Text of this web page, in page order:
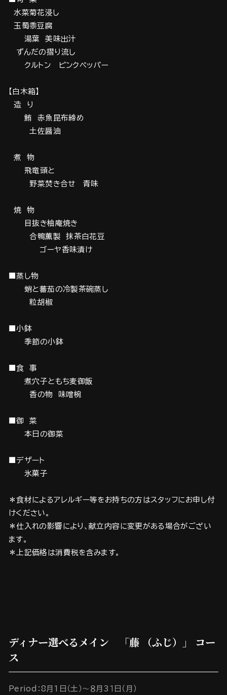
水菜菊花浸し
玉蜀黍豆腐
湯葉 美味出汁
ずんだの摺り流し
クルトン ピンクペッパー
【白木箱】
造 り
鮪 赤魚昆布締め
土佐醤油
煮 物
飛竜頭と
野菜焚き合せ 青味
焼 物
目抜き柚庵焼き
合鴨薫製 抹茶白花豆
ゴーヤ香味漬け
■蒸し物
蛸と蕃茄の冷製茶碗蒸し
粒胡椒
■小鉢
季節の小鉢
■食 事
煮穴子ともち麦御飯
香の物 味噌椀
■御 菜
本日の御菜
■デザート
氷菓子
＊食材によるアレルギー等をお持ちの方はスタッフにお申し付
けください。
＊仕入れの影響により、献立内容に変更がある場合がござい
ます。
＊上記価格は消費税を含みます。
ディナー選べるメイン 「藤 （ふじ）」 コー
ス
Period：8月1日（土）～８月3１日（月）